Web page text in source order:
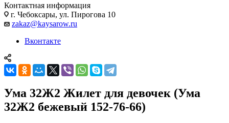
Контактная информация
г. Чебоксары, ул. Пирогова 10
zakaz@kaysarow.ru
Вконтакте
Ума 32Ж2 Жилет для девочек (Ума
32Ж2 бежевый 152-76-66)